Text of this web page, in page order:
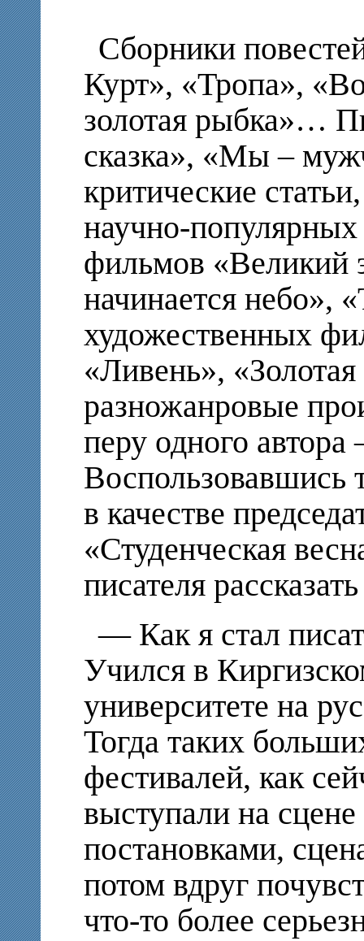
Сборники
Курт», «Тропа»,
золотая рыбка»…
сказка», «Мы –
критические
научно-
фильмов «Великий
начинается небо»,
художественных
«Ливень»,
разножанровые
перу одного автора
Воспользовавшись
в качестве
«Студенческая
писателя
— Как я стал
Учился в
университете на
Тогда таких
фестивалей, как
выступали на
постановками,
потом вдруг
что-то более